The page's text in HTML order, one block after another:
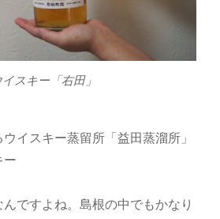
イスキー「右田」
イスキー蒸留所「益田蒸溜所」
ー
ですよね。島根の中でもかなり